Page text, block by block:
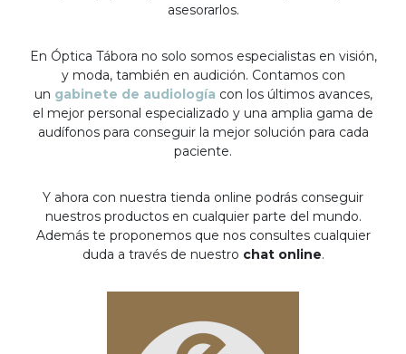
asesorarlos.
En Óptica Tábora no solo somos especialistas en visión,
y moda, también en audición. Contamos con
un gabinete de audiología con los últimos avances,
el mejor personal especializado y una amplia gama de
audífonos para conseguir la mejor solución para cada
paciente.
Y ahora con nuestra tienda online podrás conseguir
nuestros productos en cualquier parte del mundo.
Además te proponemos que nos consultes cualquier
duda a través de nuestro chat online.